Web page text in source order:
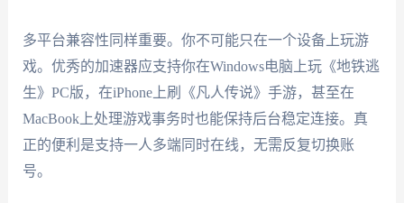
多平台兼容性同样重要。你不可能只在一个设备上玩游
戏。优秀的加速器应支持你在Windows电脑上玩《地铁逃
生》PC版，在iPhone上刷《凡人传说》手游，甚至在
MacBook上处理游戏事务时也能保持后台稳定连接。真
正的便利是支持一人多端同时在线，无需反复切换账
号。